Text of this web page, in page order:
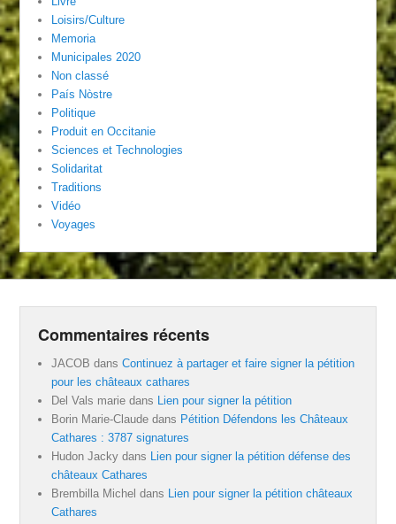
Loisirs/Culture
Memoria
Municipales 2020
Non classé
País Nòstre
Politique
Produit en Occitanie
Sciences et Technologies
Solidaritat
Traditions
Vidéo
Voyages
Commentaires récents
JACOB dansContinuez à partager et faire signer la pétition
pour les châteaux cathares
Del Vals marie dans Lien pour signer la pétition
Borin Marie-Claude dans Pétition Défendons les Châteaux
Cathares : 3787 signatures
Hudon Jacky dans Lien pour signer la pétition défense des
châteaux Cathares
Brembilla Michel dans Lien pour signer la pétition châteaux
Cathares